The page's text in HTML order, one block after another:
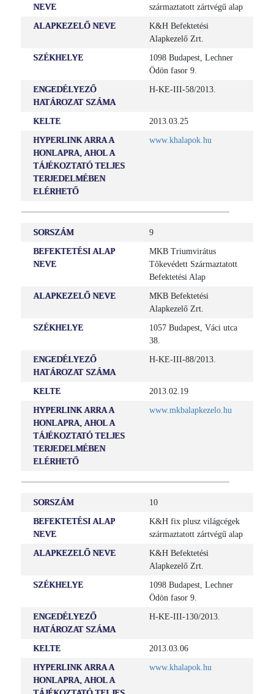
NEVE
származtatott zártvégű alap
ALAPKEZELŐ NEVE
K&H Befektetési
Alapkezelő Zrt.
SZÉKHELYE
1098 Budapest, Lechner
Ödön fasor 9.
ENGEDÉLYEZŐ
HATÁROZAT SZÁMA
H-KE-III-58/2013.
KELTE 2013.03.25
HYPERLINK ARRA A
HONLAPRA, AHOL A
TÁJÉKOZTATÓ TELJES
TERJEDELMÉBEN
ELÉRHETŐ
www.khalapok.hu
SORSZÁM 9
BEFEKTETÉSI ALAP
NEVE
MKB Triumvirátus
Tőkevédett Származtatott
Befektetési Alap
ALAPKEZELŐ NEVE
MKB Befektetési
Alapkezelő Zrt.
SZÉKHELYE
1057 Budapest, Váci utca
38.
ENGEDÉLYEZŐ
HATÁROZAT SZÁMA
H-KE-III-88/2013.
KELTE 2013.02.19
HYPERLINK ARRA A
HONLAPRA, AHOL A
TÁJÉKOZTATÓ TELJES
TERJEDELMÉBEN
ELÉRHETŐ
www.mkbalapkezelo.hu
SORSZÁM 10
BEFEKTETÉSI ALAP
NEVE
K&H fix plusz világcégek
származtatott zártvégű alap
ALAPKEZELŐ NEVE
K&H Befektetési
Alapkezelő Zrt.
SZÉKHELYE
1098 Budapest, Lechner
Ödön fasor 9.
ENGEDÉLYEZŐ
HATÁROZAT SZÁMA
H-KE-III-130/2013.
KELTE 2013.03.06
HYPERLINK ARRA A
HONLAPRA, AHOL A
www.khalapok.hu